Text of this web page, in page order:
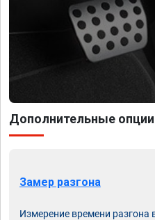
Дополнительные опции
Замер разгона
Измерение времени разгона